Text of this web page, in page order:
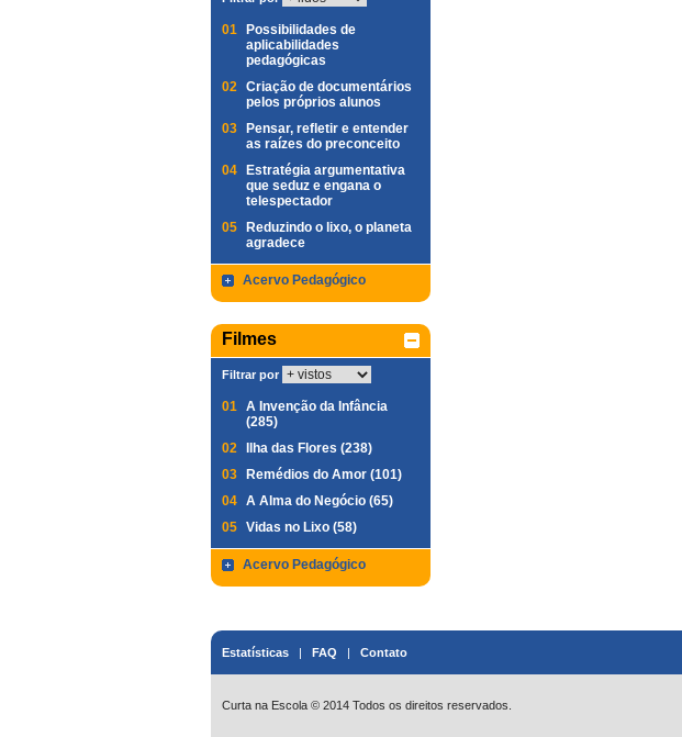
01
Possibilidades de
aplicabilidades
pedagógicas
02 Criação de documentários
pelos próprios alunos
03
Pensar, refletir e entender
as raízes do preconceito
04
Estratégia argumentativa
que seduz e engana o
telespectador
05
Reduzindo o lixo, o planeta
agradece
Acervo Pedagógico
Filmes
Filtrar por
01 A Invenção da Infância
(285)
02
Ilha das Flores (238)
03
Remédios do Amor (101)
04 A Alma do Negócio (65)
05 Vidas no Lixo (58)
Acervo Pedagógico
Estatísticas | FAQ | Contato
Curta na Escola © 2014 Todos os direitos reservados.